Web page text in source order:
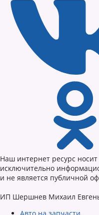
Наш интернет ресурс носит
исключительно
и не является публичной
ИП Шершнев Михаил
Авто на запчасти